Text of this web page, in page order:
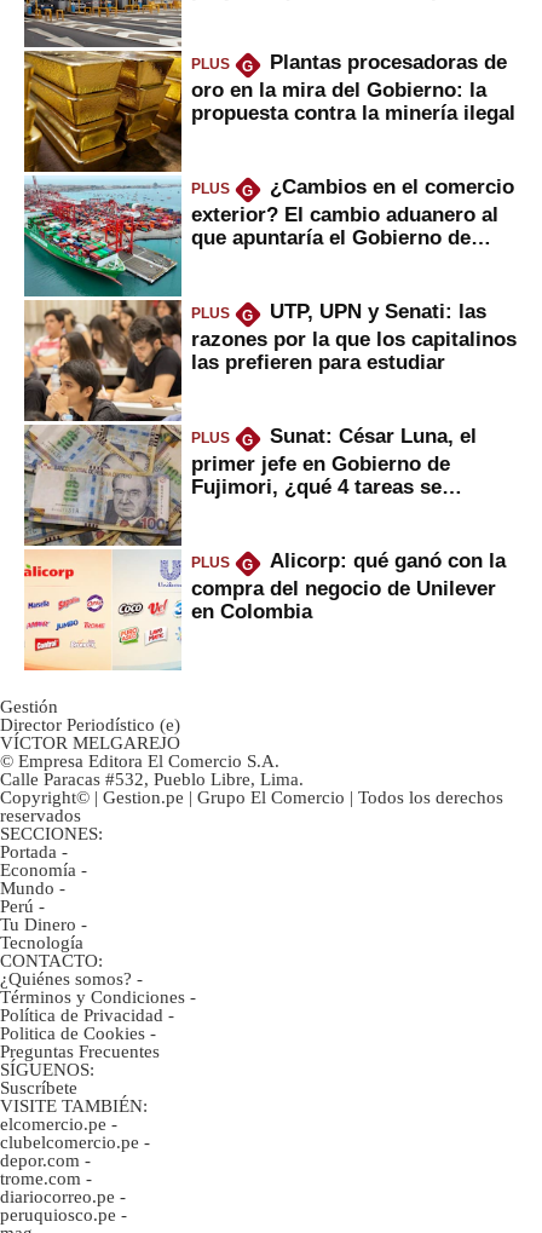
PLUS G
Plantas procesadoras de
oro en la mira del Gobierno: la
propuesta contra la minería ilegal
PLUS G
¿Cambios en el comercio
exterior? El cambio aduanero al
que apuntaría el Gobierno de
PLUS G
UTP, UPN y Senati: las
razones por la que los capitalinos
las prefieren para estudiar
PLUS G
Sunat: César Luna, el
primer jefe en Gobierno de
Fujimori, ¿qué 4 tareas se
PLUS G
Alicorp: qué ganó con la
compra del negocio de Unilever
en Colombia
Gestión
Director Periodístico (e)
VÍCTOR MELGAREJO
© Empresa Editora El Comercio S.A.
Calle Paracas #532, Pueblo Libre, Lima.
Copyright© | Gestion.pe | Grupo El Comercio | Todos los derechos
reservados
SECCIONES:
Portada -
Economía -
Mundo -
Perú -
Tu Dinero -
Tecnología
CONTACTO:
¿Quiénes somos? -
Términos y Condiciones -
Política de Privacidad -
Politica de Cookies -
Preguntas Frecuentes
SÍGUENOS:
Suscríbete
VISITE TAMBIÉN:
elcomercio.pe -
clubelcomercio.pe -
depor.com -
trome.com -
diariocorreo.pe -
peruquiosco.pe -